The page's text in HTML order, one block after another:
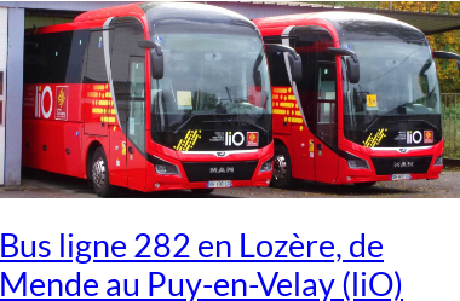
Bus ligne 282 en Lozère, de
Mende au Puy-en-Velay (liO)